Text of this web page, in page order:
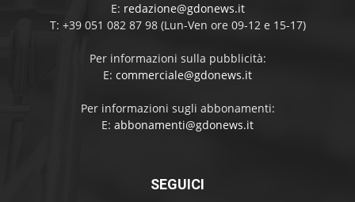
E: redazione@gdonews.it
T: +39 051 082 87 98 (Lun-Ven ore 09-12 e 15-17)
Per informazioni sulla pubblicità:
E: commerciale@gdonews.it
Per informazioni sugli abbonamenti:
E: abbonamenti@gdonews.it
SEGUICI